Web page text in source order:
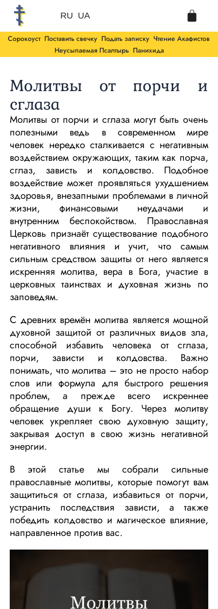
Перейти
содержимому
RU UA Cart
Сорокоуст Поставить свечку Подать записку Чтение Акафистов
Неусыпаемая Псалтырь Панихида
Молитвы от порчи и
сглаза
Молитвы от порчи и сглаза могут быть очень
полезными ведь в современном мире
человек нередко сталкивается с негативным
воздействием окружающих, таким как порча,
сглаз, зависть и колдовство. Подобное
воздействие может проявляться ухудшением
здоровья, внезапными проблемами в личной
жизни, финансовыми неудачами и
внутренним беспокойством. Православная
Церковь признаёт существование подобного
негативного влияния и учит, что самым
сильным средством защиты от него является
искренняя молитва, вера в Бога, участие в
церковных таинствах и духовная жизнь по
заповедям.
С древних времён молитва является мощной
духовной защитой от различных видов зла,
способной избавить человека от сглаза,
порчи, зависти и колдовства. Важно
понимать, что молитва – это не просто набор
слов или формула для быстрого решения
проблем, а прежде всего искреннее
обращение души к Богу. Через молитву
человек укрепляет свою духовную защиту,
закрывая доступ в свою жизнь негативной
энергии.
В этой статье мы собрали сильные
православные молитвы, которые помогут вам
защититься от сглаза, избавиться от порчи,
устранить последствия зависти, а также
победить колдовство и магическое влияние,
направленное против вас.